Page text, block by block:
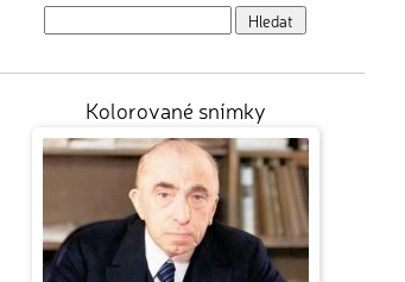
Kolorované snímky